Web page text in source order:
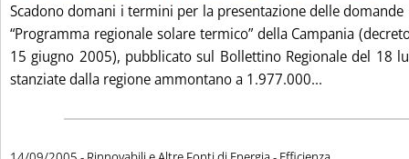
Scadono domani i termini per la presentazione delle
“Programma regionale solare termico” della Campania
15 giugno 2005), pubblicato sul Bollettino Regionale del 18
stanziate dalla regione ammontano a 1.977.000...